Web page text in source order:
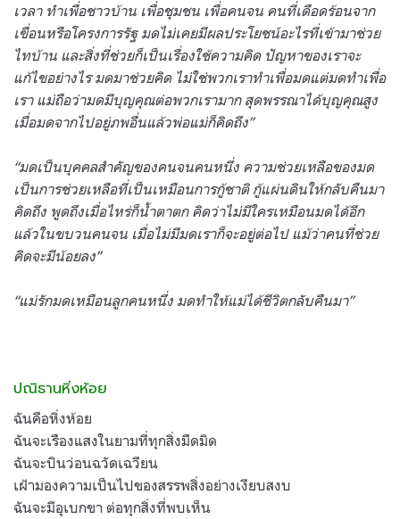
เวลา ทำเพื่อชาวบ้าน เพื่อชุมชน เพื่อคนจน คนที่เดือดร้อนจาก
เขื่อนหรือโครงการรัฐ มดไม่เคยมีผลประโยชน์อะไรที่เข้ามาช่วย
ไทบ้าน และสิ่งที่ช่วยก็เป็นเรื่องใช้ความคิด ปัญหาของเราจะ
แก้ไขอย่างไร มดมาช่วยคิด ไม่ใช่พวกเราทำเพื่อมดแต่มดทำเพื่อ
เรา แม่ถือว่ามดมีบุญคุณต่อพวกเรามาก สุดพรรณาได้บุญคุณสูง
เมื่อมดจากไปอยู่ภพอื่นแล้วพ่อแม่ก็คิดถึง”
“มดเป็นบุคคลสำคัญของคนจนคนหนึ่ง ความช่วยเหลือของมด
เป็นการช่วยเหลือที่เป็นเหมือนการกู้ชาติ กู้แผ่นดินให้กลับคืนมา
คิดถึง พูดถึงเมื่อไหร่ก็น้ำตาตก คิดว่าไม่มีใครเหมือนมดได้อีก
แล้วในขบวนคนจน เมื่อไม่มีมดเราก็จะอยู่ต่อไป แม้ว่าคนที่ช่วย
คิดจะมีน้อยลง”
“แม่รักมดเหมือนลูกคนหนึ่ง มดทำให้แม่ได้ชีวิตกลับคืนมา”
ปณิธานหิ่งห้อย
ฉันคือหิ่งห้อย
ฉันจะเรืองแสงในยามที่ทุกสิ่งมืดมิด
ฉันจะบินว่อนฉวัดเฉวียน
เฝ้ามองความเป็นไปของสรรพสิ่งอย่างเงียบสงบ
ฉันจะมีอุเบกขา ต่อทุกสิ่งที่พบเห็น